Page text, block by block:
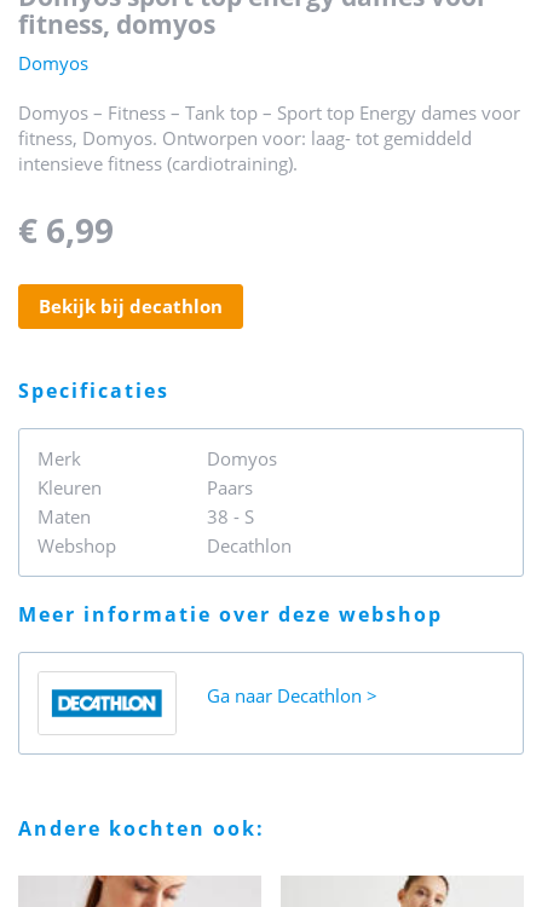
fitness, domyos
Domyos
Domyos – Fitness – Tank top – Sport top Energy dames voor
fitness, Domyos. Ontworpen voor: laag- tot gemiddeld
intensieve fitness (cardiotraining).
€ 6,99
bekijk bij decathlon
specificaties
Merk
Domyos
Kleuren
Paars
Maten
38 - S
Webshop
Decathlon
meer informatie over deze webshop
Ga naar Decathlon
andere kochten ook: